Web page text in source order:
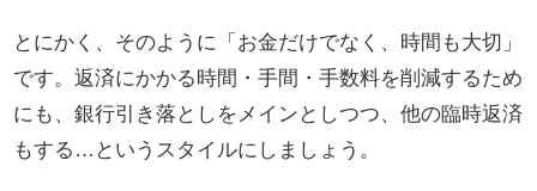
とにかく、そのように「お金だけでなく、時間も大切」
です。返済にかかる時間・手間・手数料を削減するため
にも、銀行引き落としをメインとしつつ、他の臨時返済
もする…というスタイルにしましょう。